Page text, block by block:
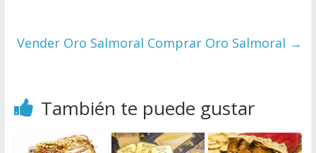
Vender Oro Salmoral Comprar Oro Salmoral →
También te puede gustar